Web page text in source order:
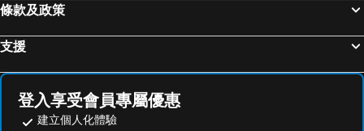
條款及政策
支援
登入享受會員專屬優惠
建立個人化體驗